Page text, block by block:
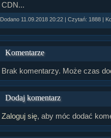
CDN...
Dodano 11.09.2018 20:22 | Czytań: 1888 |
Komentarze
Brak komentarzy. Może czas
Dodaj komentarz
Zaloguj się, aby móc dodać